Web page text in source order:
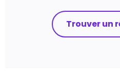
Trouver un